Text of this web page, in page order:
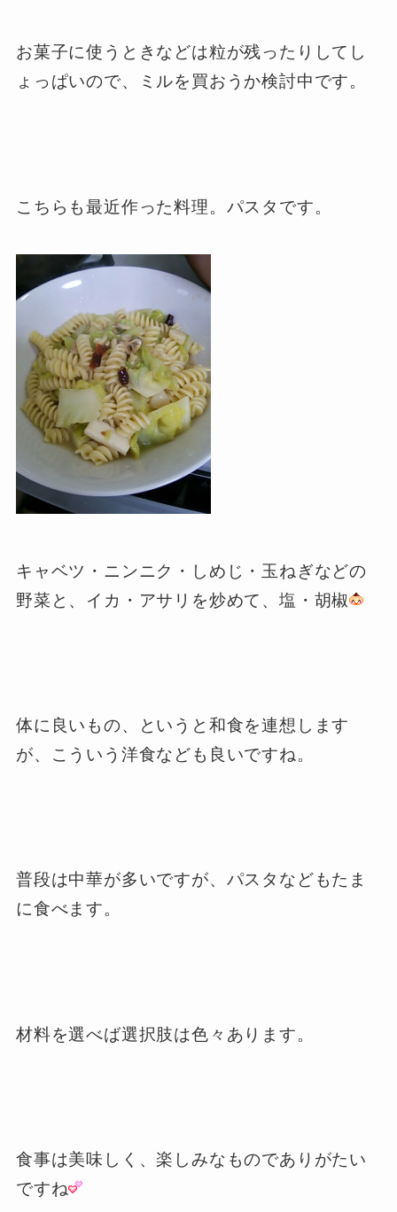
お菓子に使うときなどは粒が残ったりしてし
ょっぱいので、ミルを買おうか検討中です。
こちらも最近作った料理。パスタです。
キャベツ・ニンニク・しめじ・玉ねぎなどの
野菜と、イカ・アサリを炒めて、塩・胡椒
体に良いもの、というと和食を連想します
が、こういう洋食なども良いですね。
普段は中華が多いですが、パスタなどもたま
に食べます。
材料を選べば選択肢は色々あります。
食事は美味しく、楽しみなものでありがたい
ですね